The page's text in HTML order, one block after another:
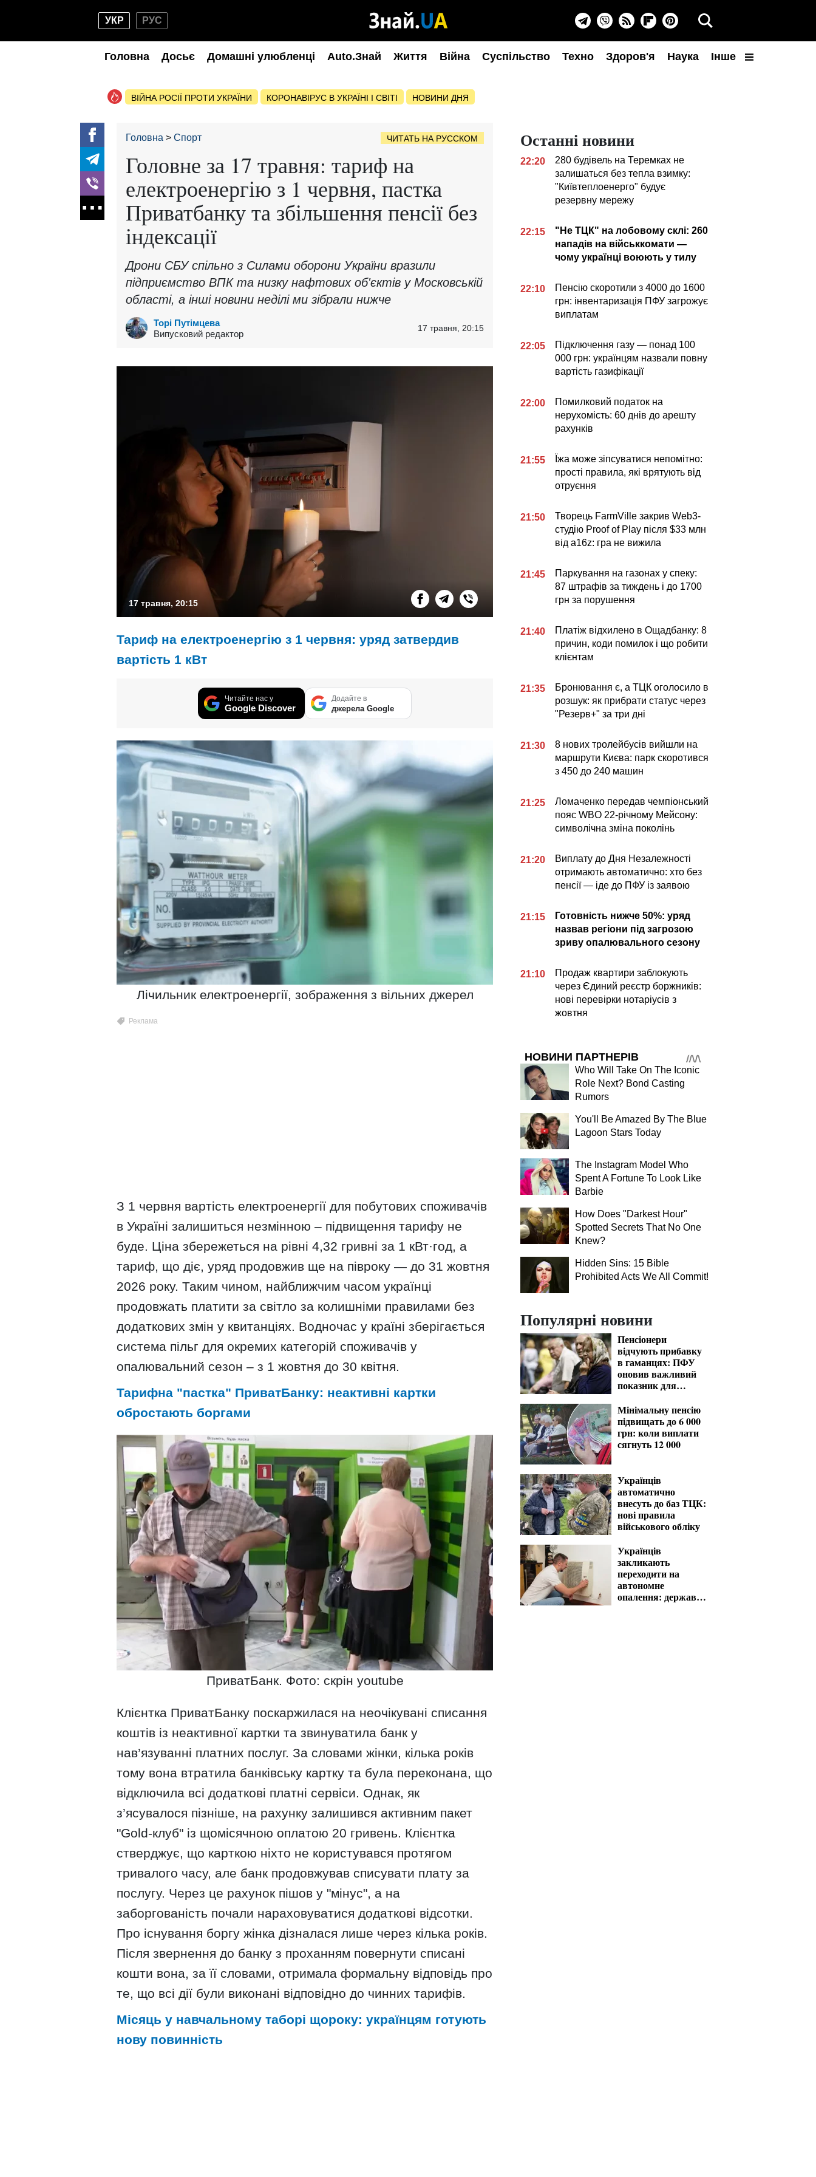
УКР РУС
Головна Досьє Домашні улюбленці Auto.Знай Життя Війна Суспільство Техно Здоров'я Наука Інше
ВІЙНА РОСІЇ ПРОТИ УКРАЇНИ КОРОНАВІРУС В УКРАЇНІ І СВІТІ НОВИНИ ДНЯ
Головна Спорт ЧИТАТЬ НА РУССКОМ
Головне за 17 травня: тариф на
електроенергію з 1 червня, пастка
Приватбанку та збільшення пенсії без
індексації
Дрони СБУ спільно з Силами оборони України вразили
підприємство ВПК та низку нафтових об'єктів у Московській
області, а інші новини неділі ми зібрали нижче
Торі Путімцева
Випусковий редактор
17 травня, 20:15
17 травня, 20:15
Тариф на електроенергію з 1 червня: уряд затвердив
вартість 1 кВт
Читайте нас у
Google Discover
Додайте в
джерела Google
Лічильник електроенергії, зображення з вільних джерел
З 1 червня вартість електроенергії для побутових споживачів
в Україні залишиться незмінною – підвищення тарифу не
буде. Ціна збережеться на рівні 4,32 гривні за 1 кВт·год, а
тариф, що діє, уряд продовжив ще на півроку — до 31 жовтня
2026 року. Таким чином, найближчим часом українці
продовжать платити за світло за колишніми правилами без
додаткових змін у квитанціях. Водночас у країні зберігається
система пільг для окремих категорій споживачів у
опалювальний сезон – з 1 жовтня до 30 квітня.
Тарифна "пастка" ПриватБанку: неактивні картки
обростають боргами
ПриватБанк. Фото: скрін youtube
Клієнтка ПриватБанку поскаржилася на неочікувані списання
коштів із неактивної картки та звинуватила банк у
нав’язуванні платних послуг. За словами жінки, кілька років
тому вона втратила банківську картку та була переконана, що
відключила всі додаткові платні сервіси. Однак, як
з’ясувалося пізніше, на рахунку залишився активним пакет
"Gold-клуб" із щомісячною оплатою 20 гривень. Клієнтка
стверджує, що карткою ніхто не користувався протягом
тривалого часу, але банк продовжував списувати плату за
послугу. Через це рахунок пішов у "мінус", а на
заборгованість почали нараховуватися додаткові відсотки.
Про існування боргу жінка дізналася лише через кілька років.
Після звернення до банку з проханням повернути списані
кошти вона, за її словами, отримала формальну відповідь про
те, що всі дії були виконані відповідно до чинних тарифів.
Місяць у навчальному таборі щороку: українцям готують
нову повинність
Останні новини
22:20
280 будівель на Теремках не
залишаться без тепла взимку:
"Київтеплоенерго" будує
резервну мережу
22:15
"Не ТЦК" на лобовому склі: 260
нападів на військкомати —
чому українці воюють у тилу
22:10
Пенсію скоротили з 4000 до 1600
грн: інвентаризація ПФУ загрожує
виплатам
22:05
Підключення газу — понад 100
000 грн: українцям назвали повну
вартість газифікації
22:00
Помилковий податок на
нерухомість: 60 днів до арешту
рахунків
21:55
Їжа може зіпсуватися непомітно:
прості правила, які врятують від
отруєння
21:50
Творець FarmVille закрив Web3-
студію Proof of Play після $33 млн
від a16z: гра не вижила
21:45
Паркування на газонах у спеку:
87 штрафів за тиждень і до 1700
грн за порушення
21:40
Платіж відхилено в Ощадбанку: 8
причин, коди помилок і що робити
клієнтам
21:35
Бронювання є, а ТЦК оголосило в
розшук: як прибрати статус через
"Резерв+" за три дні
21:30
8 нових тролейбусів вийшли на
маршрути Києва: парк скоротився
з 450 до 240 машин
21:25
Ломаченко передав чемпіонський
пояс WBO 22-річному Мейсону:
символічна зміна поколінь
21:20
Виплату до Дня Незалежності
отримають автоматично: хто без
пенсії — іде до ПФУ із заявою
21:15
Готовність нижче 50%: уряд
назвав регіони під загрозою
зриву опалювального сезону
21:10
Продаж квартири заблокують
через Єдиний реєстр боржників:
нові перевірки нотаріусів з
жовтня
НОВИНИ ПАРТНЕРІВ
Who Will Take On The Iconic
Role Next? Bond Casting
Rumors
You'll Be Amazed By The Blue
Lagoon Stars Today
The Instagram Model Who
Spent A Fortune To Look Like
Barbie
How Does "Darkest Hour"
Spotted Secrets That No One
Knew?
Hidden Sins: 15 Bible
Prohibited Acts We All Commit!
Популярні новини
Пенсіонери
відчують прибавку
в гаманцях: ПФУ
оновив важливий
показник для
Мінімальну пенсію
підвищать до 6 000
грн: коли виплати
сягнуть 12 000
Українців
автоматично
внесуть до баз ТЦК:
нові правила
військового обліку
Українців
закликають
переходити на
автономне
опалення: держава